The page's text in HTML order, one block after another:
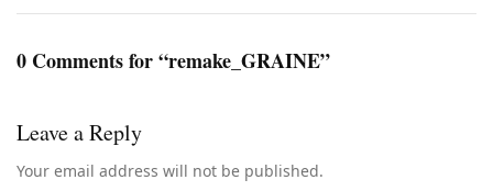
0 Comments for “remake_GRAINE”
Leave a Reply
Your email address will not be published.